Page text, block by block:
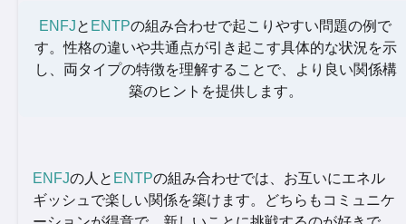
ENFJと ENTPの組み合わせで起こりやすい問題の例で
す。性格の違いや共通点が引き起こす具体的な状況を示
し、両タイプの特徴を理解することで、より良い関係構
築のヒントを提供します。
ENFJの人と ENTPの組み合わせでは、お互いにエネル
ギッシュで楽しい関係を築けます。どちらもコミュニケ